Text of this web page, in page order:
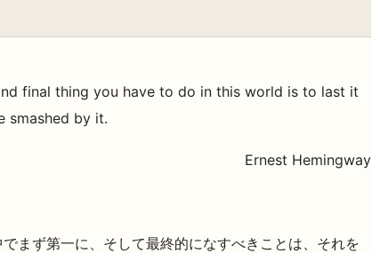
final thing you have to do in this world is to last it
smashed by it.
Ernest Hemingway
まず第一に、そして最終的になすべきことは、それを